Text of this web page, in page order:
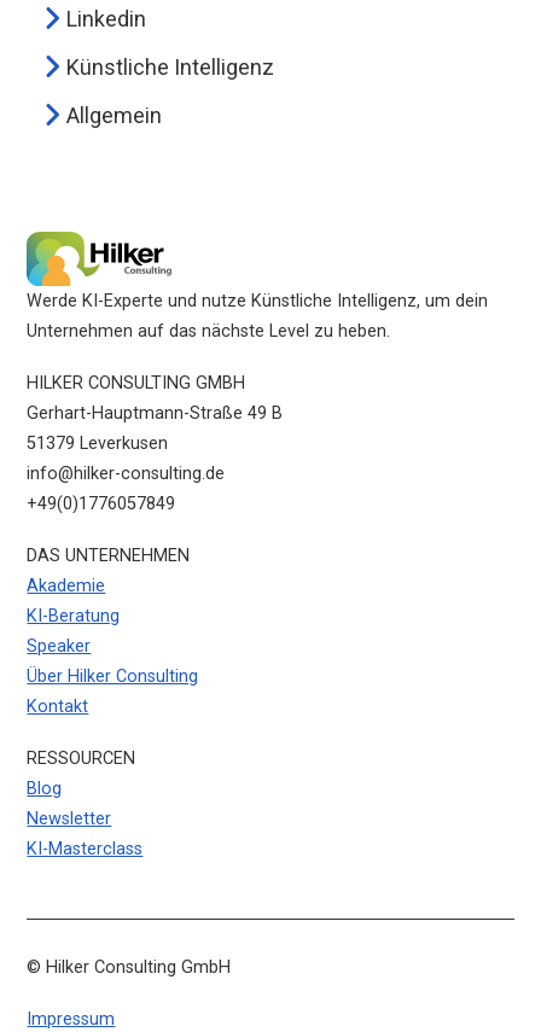
Linkedin
Künstliche Intelligenz
Allgemein
Werde KI-Experte und nutze Künstliche Intelligenz, um dein
Unternehmen auf das nächste Level zu heben.
HILKER CONSULTING GMBH
Gerhart-Hauptmann-Straße 49 B
51379 Leverkusen
info@hilker-consulting.de
+49(0)1776057849
DAS UNTERNEHMEN
Akademie
KI-Beratung
Speaker
Über Hilker Consulting
Kontakt
RESSOURCEN
Blog
Newsletter
KI-Masterclass
© Hilker Consulting GmbH
Impressum